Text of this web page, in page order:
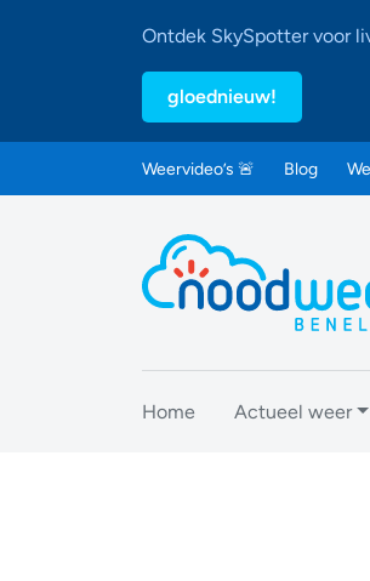
Ontdek SkySpotter voor
gloednieuw!
Weervideo’s 🚨 Blog
Home Actueel weer